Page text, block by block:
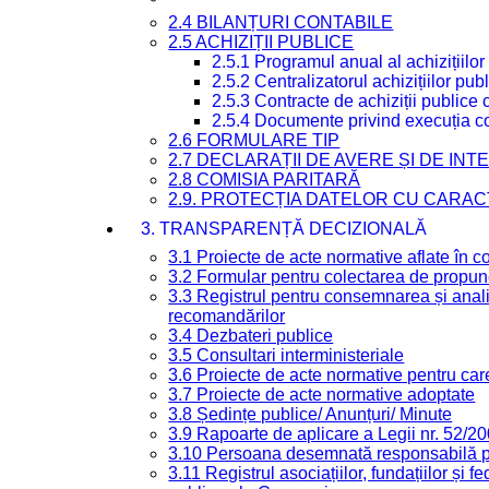
2.4 BILANȚURI CONTABILE
2.5 ACHIZIȚII PUBLICE
2.5.1 Programul anual al
2.5.2 Centralizatorul achizițiilor
2.5.3 Contracte de achiziții publice
2.5.4 Documente privind execuția
2.6 FORMULARE TIP
2.7 DECLARAȚII DE AVERE ȘI DE
2.8 COMISIA PARITARĂ
2.9. PROTECȚIA DATELOR CU
3. TRANSPARENȚĂ DECIZIONALĂ
3.1 Proiecte de acte normative aflate în
3.2 Formular pentru colectarea de
3.3 Registrul pentru consemnarea și
recomandărilor
3.4 Dezbateri publice
3.5 Consultari interministeriale
3.6 Proiecte de acte normative pentru
3.7 Proiecte de acte normative adoptate
3.8 Ședințe publice/ Anunțuri/ Minute
3.9 Rapoarte de aplicare a Legii nr. 52/
3.10 Persoana desemnată responsabilă
3.11 Registrul asociațiilor, fundațiilor și